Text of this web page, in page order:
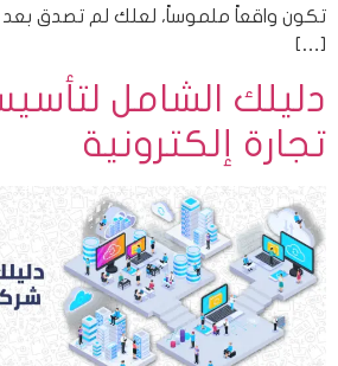
تكون واقعاً ملموساً، لعلك لم تصدق بعد
[…]
دليلك الشامل
تجارة إلكترونية